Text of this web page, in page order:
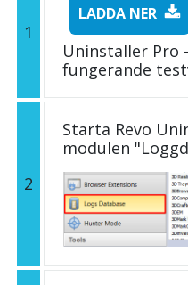
1
LADDA NER
Uninstaller Pro
fungerande
2
Starta Revo
modulen